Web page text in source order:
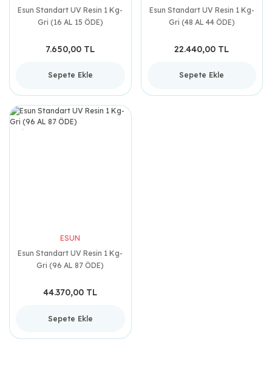
Esun Standart UV Resin 1 Kg-
Gri (16 AL 15 ÖDE)
7.650,00 TL
Sepete Ekle
Esun Standart UV Resin 1 Kg-
Gri (48 AL 44 ÖDE)
22.440,00 TL
Sepete Ekle
ESUN
Esun Standart UV Resin 1 Kg-
Gri (96 AL 87 ÖDE)
44.370,00 TL
Sepete Ekle